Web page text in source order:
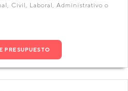
Civil, Laboral, Administrativo o
PRESUPUESTO